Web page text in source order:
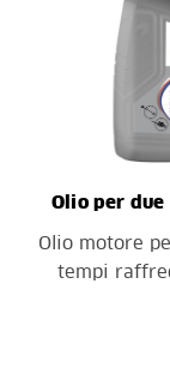
Olio per
Olio motore
tempi